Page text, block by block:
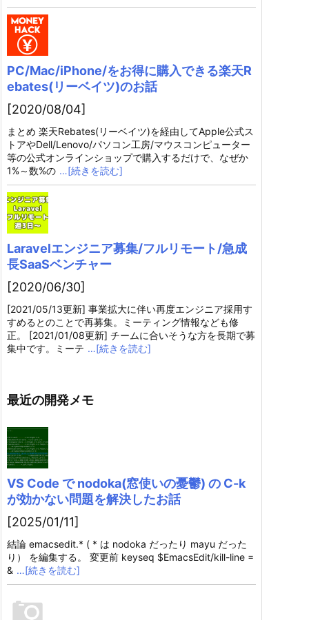
PC/Mac/iPhone/をお得に購入できる楽天R
ebates(リーベイツ)のお話
[2020/08/04]
まとめ 楽天Rebates(リーベイツ)を経由してApple公式ス
トアやDell/Lenovo/パソコン工房/マウスコンピューター
等の公式オンラインショップで購入するだけで、なぜか
1%～数%の …[続きを読む]
Laravelエンジニア募集/フルリモート/急成
長SaaSベンチャー
[2020/06/30]
[2021/05/13更新] 事業拡大に伴い再度エンジニア採用す
すめるとのことで再募集。ミーティング情報なども修
正。 [2021/01/08更新] チームに合いそうな方を長期で募
集中です。ミーテ …[続きを読む]
最近の開発メモ
VS Code で nodoka(窓使いの憂鬱) の C-k
が効かない問題を解決したお話
[2025/01/11]
結論 emacsedit.* ( * は nodoka だったり mayu だった
り） を編集する。 変更前 keyseq $EmacsEdit/kill-line =
& …[続きを読む]